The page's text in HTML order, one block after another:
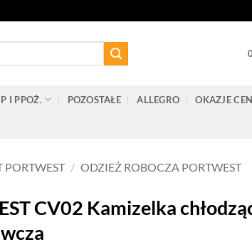
I PPOŻ. POZOSTAŁE ALLEGRO OKAZJE
PORTWEST / ODZIEŻ ROBOCZA PORTWEST
CV02 Kamizelka